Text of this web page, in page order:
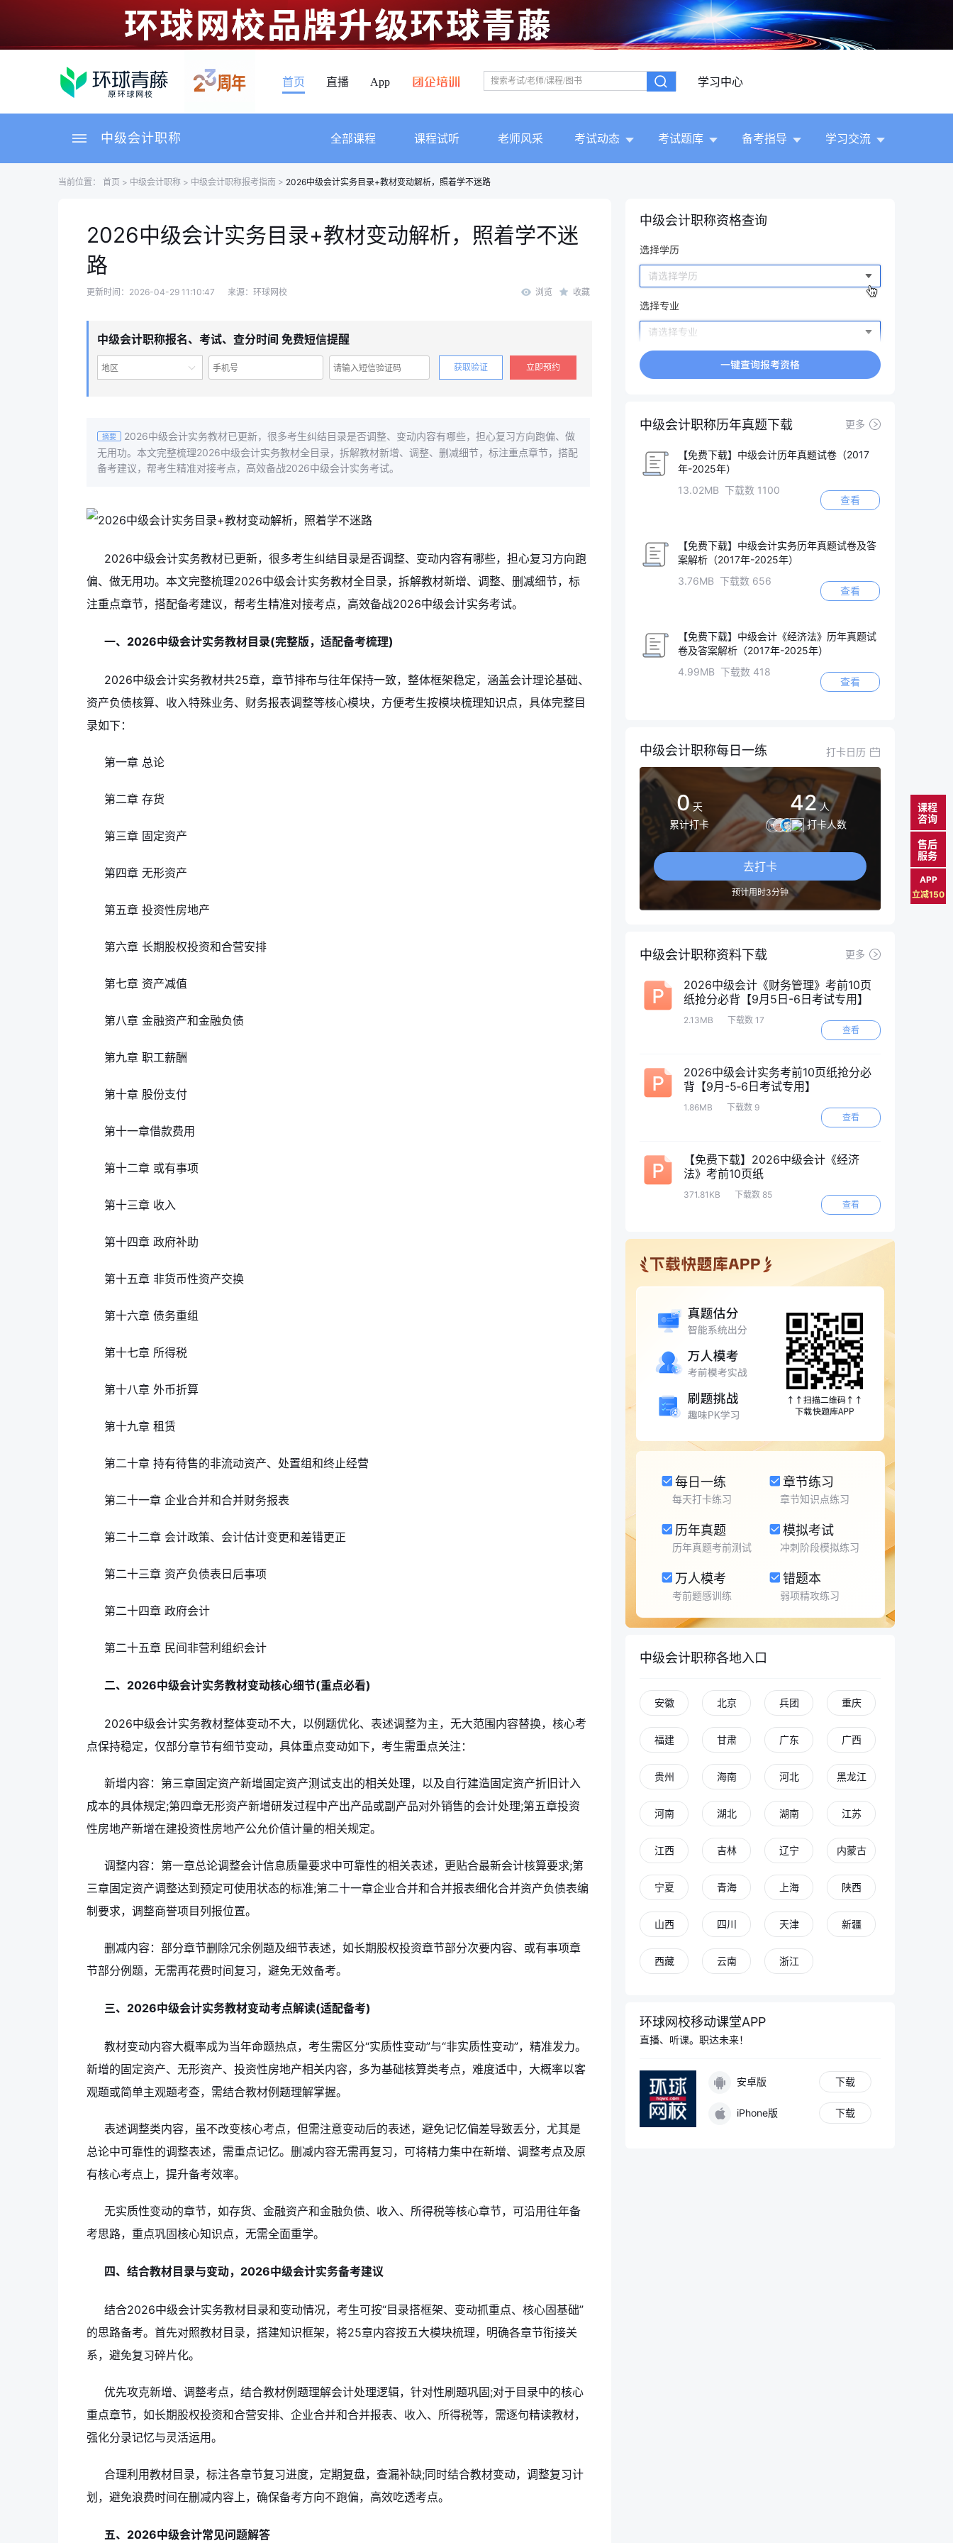
首页 直播 App 学习中心
中级会计职称 全部课程 课程试听 老师风采 考试动态 考试题库 备考指导 学习交流
当前位置： 首页 > 中级会计职称 > 中级会计职称报考指南 > 2026中级会计实务目录+教材变动解析，照着学不迷路
2026中级会计实务目录+教材变动解析，照着学不迷
路
更新时间：2026-04-29 11:10:47 来源：环球网校 浏览 收藏
中级会计职称报名、考试、查分时间 免费短信提醒
地区 获取验证 立即预约
摘要
2026中级会计实务教材已更新，很多考生纠结目录是否调整、变动内容有哪些，担心复习方向跑偏、做
无用功。本文完整梳理2026中级会计实务教材全目录，拆解教材新增、调整、删减细节，标注重点章节，搭配
备考建议，帮考生精准对接考点，高效备战2026中级会计实务考试。
2026中级会计实务教材已更新，很多考生纠结目录是否调整、变动内容有哪些，担心复习方向跑
偏、做无用功。本文完整梳理2026中级会计实务教材全目录，拆解教材新增、调整、删减细节，标
注重点章节，搭配备考建议，帮考生精准对接考点，高效备战2026中级会计实务考试。
一、2026中级会计实务教材目录(完整版，适配备考梳理)
2026中级会计实务教材共25章，章节排布与往年保持一致，整体框架稳定，涵盖会计理论基础、
资产负债核算、收入特殊业务、财务报表调整等核心模块，方便考生按模块梳理知识点，具体完整目
录如下：
第一章 总论
第二章 存货
第三章 固定资产
第四章 无形资产
第五章 投资性房地产
第六章 长期股权投资和合营安排
第七章 资产减值
第八章 金融资产和金融负债
第九章 职工薪酬
第十章 股份支付
第十一章借款费用
第十二章 或有事项
第十三章 收入
第十四章 政府补助
第十五章 非货币性资产交换
第十六章 债务重组
第十七章 所得税
第十八章 外币折算
第十九章 租赁
第二十章 持有待售的非流动资产、处置组和终止经营
第二十一章 企业合并和合并财务报表
第二十二章 会计政策、会计估计变更和差错更正
第二十三章 资产负债表日后事项
第二十四章 政府会计
第二十五章 民间非营利组织会计
二、2026中级会计实务教材变动核心细节(重点必看)
2026中级会计实务教材整体变动不大，以例题优化、表述调整为主，无大范围内容替换，核心考
点保持稳定，仅部分章节有细节变动，具体重点变动如下，考生需重点关注：
新增内容：第三章固定资产新增固定资产测试支出的相关处理，以及自行建造固定资产折旧计入
成本的具体规定;第四章无形资产新增研发过程中产出产品或副产品对外销售的会计处理;第五章投资
性房地产新增在建投资性房地产公允价值计量的相关规定。
调整内容：第一章总论调整会计信息质量要求中可靠性的相关表述，更贴合最新会计核算要求;第
三章固定资产调整达到预定可使用状态的标准;第二十一章企业合并和合并报表细化合并资产负债表编
制要求，调整商誉项目列报位置。
删减内容：部分章节删除冗余例题及细节表述，如长期股权投资章节部分次要内容、或有事项章
节部分例题，无需再花费时间复习，避免无效备考。
三、2026中级会计实务教材变动考点解读(适配备考)
教材变动内容大概率成为当年命题热点，考生需区分“实质性变动”与“非实质性变动”，精准发力。
新增的固定资产、无形资产、投资性房地产相关内容，多为基础核算类考点，难度适中，大概率以客
观题或简单主观题考查，需结合教材例题理解掌握。
表述调整类内容，虽不改变核心考点，但需注意变动后的表述，避免记忆偏差导致丢分，尤其是
总论中可靠性的调整表述，需重点记忆。删减内容无需再复习，可将精力集中在新增、调整考点及原
有核心考点上，提升备考效率。
无实质性变动的章节，如存货、金融资产和金融负债、收入、所得税等核心章节，可沿用往年备
考思路，重点巩固核心知识点，无需全面重学。
四、结合教材目录与变动，2026中级会计实务备考建议
结合2026中级会计实务教材目录和变动情况，考生可按“目录搭框架、变动抓重点、核心固基础”
的思路备考。首先对照教材目录，搭建知识框架，将25章内容按五大模块梳理，明确各章节衔接关
系，避免复习碎片化。
优先攻克新增、调整考点，结合教材例题理解会计处理逻辑，针对性刷题巩固;对于目录中的核心
重点章节，如长期股权投资和合营安排、企业合并和合并报表、收入、所得税等，需逐句精读教材，
强化分录记忆与灵活运用。
合理利用教材目录，标注各章节复习进度，定期复盘，查漏补缺;同时结合教材变动，调整复习计
划，避免浪费时间在删减内容上，确保备考方向不跑偏，高效吃透考点。
五、2026中级会计常见问题解答
中级会计职称资格查询
中级会计职称历年真题下载 更多
【免费下载】中级会计历年真题试卷（2017
年-2025年）
13.02MB 下载数 1100
查看
【免费下载】中级会计实务历年真题试卷及答
案解析（2017年-2025年）
3.76MB 下载数 656
查看
【免费下载】中级会计《经济法》历年真题试
卷及答案解析（2017年-2025年）
4.99MB 下载数 418
查看
中级会计职称每日一练 打卡日历
0 天
累计打卡
42 人
打卡人数
去打卡
预计用时3分钟
中级会计职称资料下载 更多
2026中级会计《财务管理》考前10页
纸抢分必背【9月5日-6日考试专用】
2.13MB
下载数 17
查看
2026中级会计实务考前10页纸抢分必
背【9月-5‑6日考试专用】
1.86MB
下载数 9
查看
【免费下载】2026中级会计《经济
法》考前10页纸
371.81KB
下载数 85
查看
每日一练
每天打卡练习
章节练习
章节知识点练习
历年真题
历年真题考前测试
模拟考试
冲刺阶段模拟练习
万人模考
考前题感训练
错题本
弱项精攻练习
中级会计职称各地入口
安徽 北京 兵团 重庆
福建 甘肃 广东 广西
贵州 海南 河北 黑龙江
河南 湖北 湖南 江苏
江西 吉林 辽宁 内蒙古
宁夏 青海 上海 陕西
山西 四川 天津 新疆
西藏 云南 浙江
环球网校移动课堂APP
直播、听课。职达未来！
安卓版 下载
iPhone版 下载
课程
咨询
售后
服务
APP
立减150